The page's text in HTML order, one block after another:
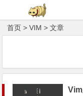
首页 > VIM > 文章